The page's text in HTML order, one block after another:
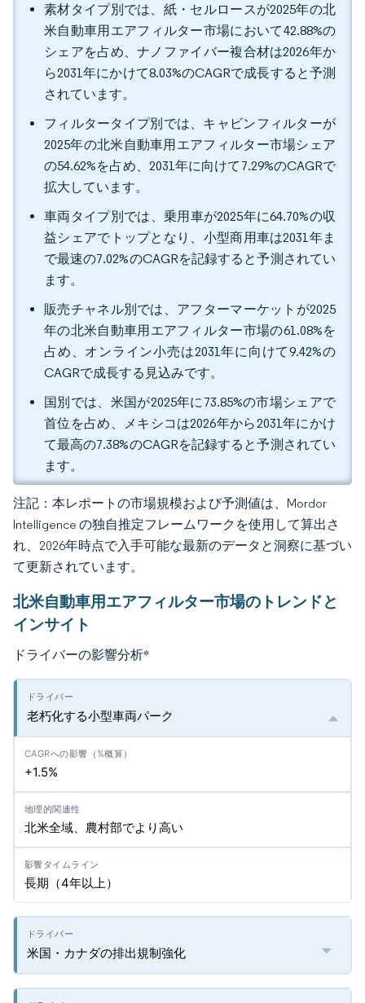
素材タイプ別では、紙・セルロースが2025年の北
米自動車用エアフィルター市場において42.88%の
シェアを占め、ナノファイバー複合材は2026年か
ら2031年にかけて8.03%のCAGRで成長すると予測
されています。
フィルタータイプ別では、キャビンフィルターが
2025年の北米自動車用エアフィルター市場シェア
の54.62%を占め、2031年に向けて7.29%のCAGRで
拡大しています。
車両タイプ別では、乗用車が2025年に64.70%の収
益シェアでトップとなり、小型商用車は2031年ま
で最速の7.02%のCAGRを記録すると予測されてい
ます。
販売チャネル別では、アフターマーケットが2025
年の北米自動車用エアフィルター市場の61.08%を
占め、オンライン小売は2031年に向けて9.42%の
CAGRで成長する見込みです。
国別では、米国が2025年に73.85%の市場シェアで
首位を占め、メキシコは2026年から2031年にかけ
て最高の7.38%のCAGRを記録すると予測されてい
ます。
注記：本レポートの市場規模および予測値は、Mordor
Intelligence の独自推定フレームワークを使用して算出さ
れ、2026年時点で入手可能な最新のデータと洞察に基づい
て更新されています。
北米自動車用エアフィルター市場のトレンドと
インサイト
ドライバーの影響分析*
老朽化する小型車両パーク
+1.5%
北米全域、農村部でより高い
長期（4年以上）
米国・カナダの排出規制強化